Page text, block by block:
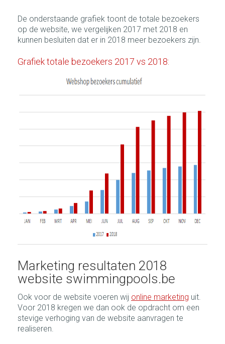
De onderstaande grafiek toont de totale bezoekers
op de website, we vergelijken 2017 met 2018 en
kunnen besluiten dat er in 2018 meer bezoekers zijn.
Grafiek totale bezoekers 2017 vs 2018:
Marketing resultaten 2018
website swimmingpools.be
Ook voor de website voeren wij online marketing uit.
Voor 2018 kregen we dan ook de opdracht om een
stevige verhoging van de website aanvragen te
realiseren.